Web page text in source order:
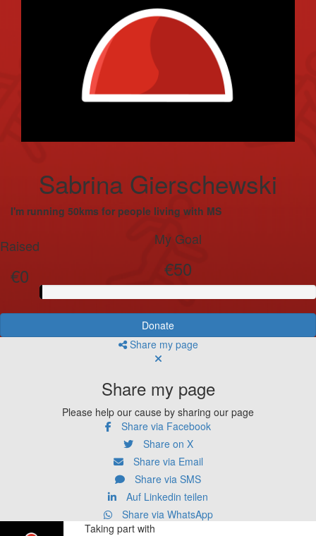
Sabrina Gierschewski
I'm running 50kms for people living with MS
Raised
€0
My Goal
€50
Donate
Share my page
Share my page
Please help our cause by sharing our page
Share via Facebook
Share on X
Share via Email
Share via SMS
Auf Linkedin teilen
Share via WhatsApp
Taking part with